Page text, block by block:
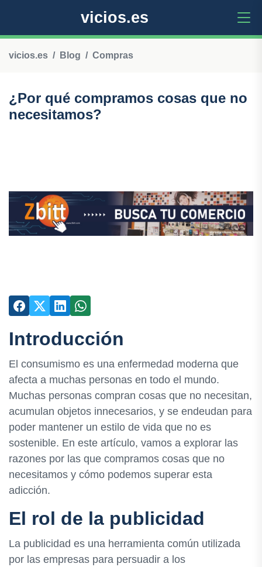
vicios.es
vicios.es Blog Compras
¿Por qué compramos cosas que no
necesitamos?
Introducción
El consumismo es una enfermedad moderna que
afecta a muchas personas en todo el mundo.
Muchas personas compran cosas que no necesitan,
acumulan objetos innecesarios, y se endeudan para
poder mantener un estilo de vida que no es
sostenible. En este artículo, vamos a explorar las
razones por las que compramos cosas que no
necesitamos y cómo podemos superar esta
adicción.
El rol de la publicidad
La publicidad es una herramienta común utilizada
por las empresas para persuadir a los